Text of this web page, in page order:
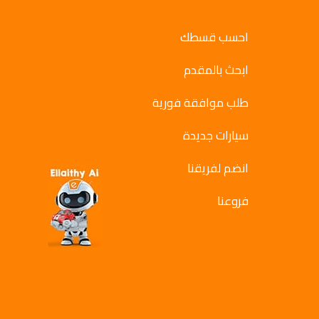
احسب قسطك
ابحث بالمقدم
طلب موافقة فورية
سيارات جديدة
انضم لفريقنا
فروعنا